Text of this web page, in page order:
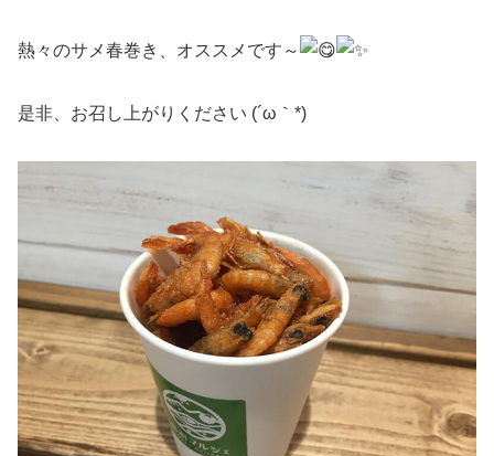
熱々のサメ春巻き、オススメです～
是非、お召し上がりください (´ω｀*)